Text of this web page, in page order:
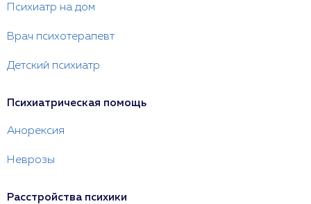
Психиатр на дом
Врач психотерапевт
Детский психиатр
Психиатрическая помощь
Анорексия
Неврозы
Расстройства психики